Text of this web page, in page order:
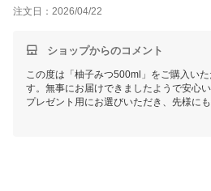
注文日：2026/04/22
ショップからのコメント
この度は「柚子みつ500ml」をご購入い
す。無事にお届けできましたようで安心い
プレゼント用にお選びいただき、先様に
とのこと、大変嬉しいです！また、対応